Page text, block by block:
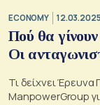
ECONOMY
Πού θα
Οι
Τι δείχνει
ManpowerGroup